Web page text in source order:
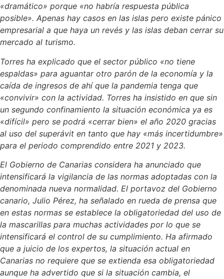
«dramático» porque «no habría respuesta pública
posible». Apenas hay casos en las islas pero existe pánico
empresarial a que haya un revés y las islas deban cerrar su
mercado al turismo.
Torres ha explicado que el sector público «no tiene
espaldas» para aguantar otro parón de la economía y la
caída de ingresos de ahí que la pandemia tenga que
«convivir» con la actividad. Torres ha insistido en que sin
un segundo confinamiento la situación económica ya es
«difícil» pero se podrá «cerrar bien» el año 2020 gracias
al uso del superávit en tanto que hay «más incertidumbre»
para el periodo comprendido entre 2021 y 2023.
El Gobierno de Canarias considera ha anunciado que
intensificará la vigilancia de las normas adoptadas con la
denominada nueva normalidad. El portavoz del Gobierno
canario, Julio Pérez, ha señalado en rueda de prensa que
en estas normas se establece la obligatoriedad del uso de
la mascarillas para muchas actividades por lo que se
intensificará el control de su cumplimiento. Ha afirmado
que a juicio de los expertos, la situación actual en
Canarias no requiere que se extienda esa obligatoriedad
aunque ha advertido que si la situación cambia, el